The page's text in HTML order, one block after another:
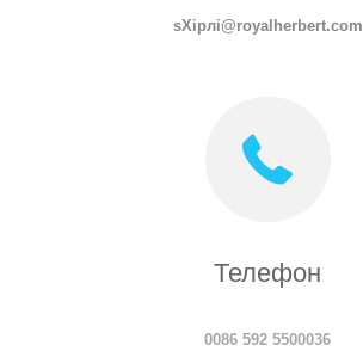
sХірлі@royalherbert.com
Телефон
0086 592 5500036